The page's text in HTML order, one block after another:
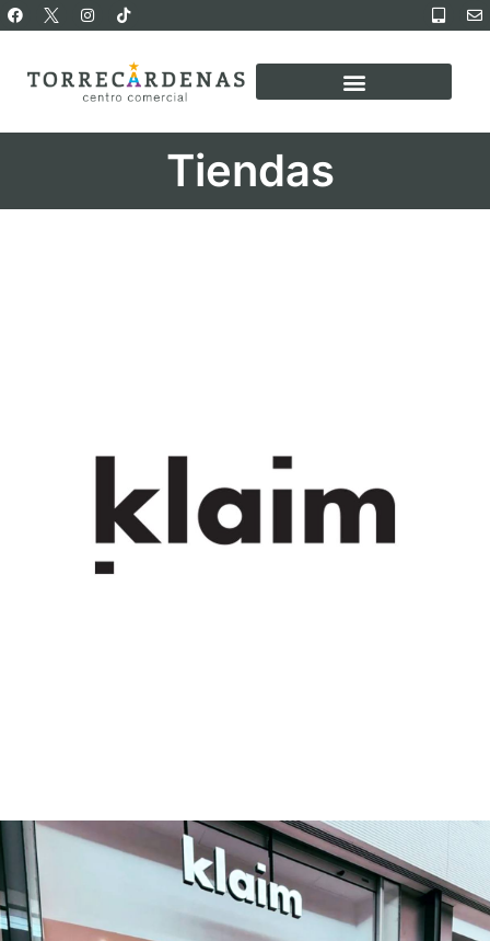
Tiendas